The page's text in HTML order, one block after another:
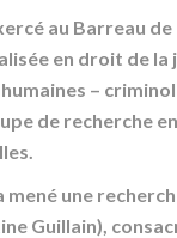
au Barreau de
en droit de la
–
de recherche
une
Guillain),